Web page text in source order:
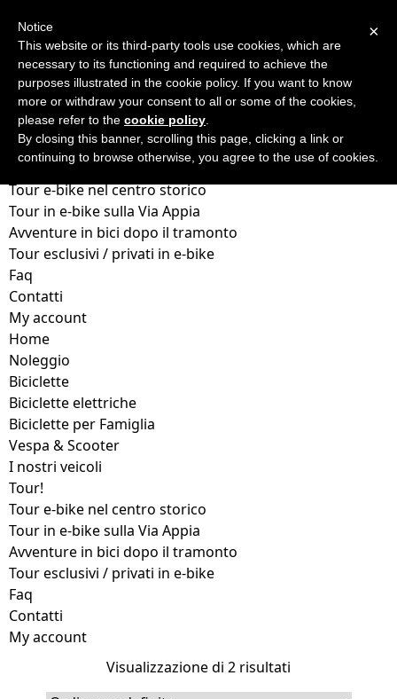
Home
Noleggio
Biciclette
Biciclette elettriche
Biciclette per Famiglia
Vespa & Scooter
I nostri veicoli
Tour e‑bike nel centro storico
Tour in e‑bike sulla Via Appia
Avventure in bici dopo il tramonto
Tour esclusivi / privati in e‑bike
Faq
Contatti
My account
Home
Noleggio
Biciclette
Biciclette elettriche
Biciclette per Famiglia
Vespa & Scooter
I nostri veicoli
Tour!
Tour e‑bike nel centro storico
Tour in e‑bike sulla Via Appia
Avventure in bici dopo il tramonto
Tour esclusivi / privati in e‑bike
Faq
Contatti
My account
Visualizzazione di 2 risultati
×
Notice
This website or its third-party tools use cookies, which are
necessary to its functioning and required to achieve the
purposes illustrated in the cookie policy. If you want to know
more or withdraw your consent to all or some of the cookies,
please refer to the cookie policy
By closing this banner, scrolling this page, clicking a link or
continuing to browse otherwise, you agree to the use of cookies.